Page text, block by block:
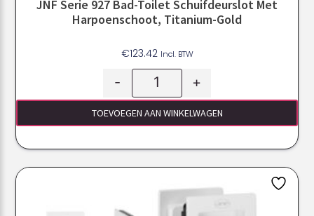
JNF Serie 927 Bad-Toilet Schuifdeurslot Met
Harpoenschoot, Titanium-Gold
€123.42 Incl. BTW
- +
TOEVOEGEN AAN WINKELWAGEN